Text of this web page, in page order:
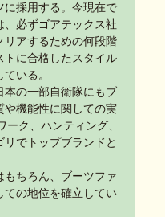
に採用する。今現在で
、必ずゴアテックス社
リアするための何段階
トに合格したスタイル
いる。
本の一部自衛隊にもブ
や機能性に関しての実
ク、ハンティング、
リでトップブランドと
もちろん、ブーツファ
ての地位を確立してい